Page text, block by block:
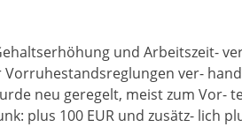
und Arbeitszeit-
ver-
neu geregelt, meist zum Vor-
plus 100 EUR und zusätz- lich